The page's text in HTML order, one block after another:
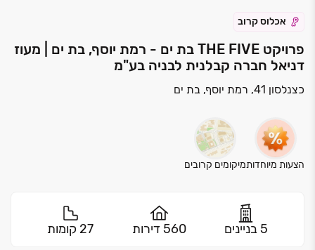
אכלוס קרוב
פרויקט THE FIVE בת ים - רמת יוסף, בת ים | מעוז
דניאל חברה קבלנית לבניה בע"מ
כצנלסון 41, רמת יוסף, בת ים
הצעות מיוחדותמיקומים קרובים
5 בניינים 560 דירות 27 קומות